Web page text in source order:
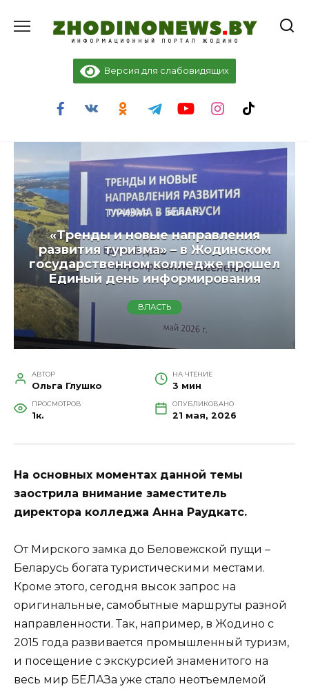
содержанию
Версия для слабовидящих
ГЛАВНАЯ » ВЛАСТЬ
«Тренды и новые направления
развития туризма» – в Жодинском
государственном колледже прошел
Единый день информирования
ВЛАСТЬ
АВТОР
Ольга Глушко
НА ЧТЕНИЕ
3 мин
ПРОСМОТРОВ
1к.
ОПУБЛИКОВАНО
21 мая, 2026
На основных моментах данной темы
заострила внимание заместитель
директора колледжа Анна Раудкатс.
От Мирского замка до Беловежской пущи –
Беларусь богата туристическими местами.
Кроме этого, сегодня высок запрос на
оригинальные, самобытные маршруты разной
направленности. Так, например, в Жодино с
2015 года развивается промышленный туризм,
и посещение с экскурсией знаменитого на
весь мир БЕЛАЗа уже стало неотъемлемой